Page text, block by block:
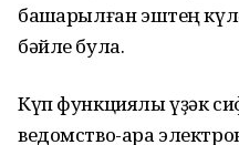
башҡарылған эштең
бәйле була.
Күп функциялы үҙәк
ведомство-ара